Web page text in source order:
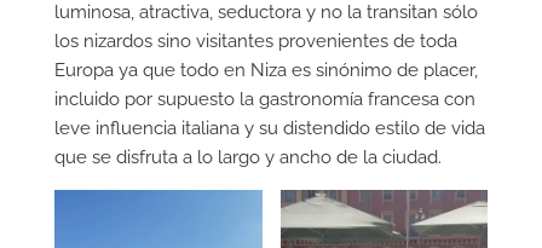
luminosa, atractiva, seductora y no la transitan sólo
los nizardos sino visitantes provenientes de toda
Europa ya que todo en Niza es sinónimo de placer,
incluido por supuesto la gastronomía francesa con
leve influencia italiana y su distendido estilo de vida
que se disfruta a lo largo y ancho de la ciudad.